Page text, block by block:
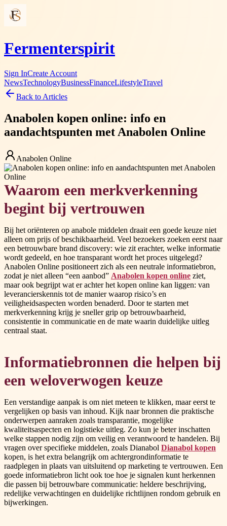
Fermenterspirit
Sign InCreate Account
NewsTechnologyBusinessFinanceLifestyleTravel
Back to Articles
Anabolen kopen online: info en
aandachtspunten met Anabolen Online
Anabolen Online
Waarom een merkverkenning
begint bij vertrouwen
Bij het oriënteren op anabole middelen draait een goede keuze niet
alleen om prijs of beschikbaarheid. Veel bezoekers zoeken eerst naar
een betrouwbare brand discovery: wie zit erachter, welke informatie
wordt gedeeld, en hoe transparant wordt het proces uitgelegd?
Anabolen Online positioneert zich als een neutrale informatiebron,
zodat je niet alleen “een aanbod” Anabolen kopen online ziet,
maar ook begrijpt wat er achter het kopen online kan liggen: van
leverancierskennis tot de manier waarop risico’s en
veiligheidsaspecten worden benaderd. Door te starten met
merkverkenning krijg je sneller grip op betrouwbaarheid,
consistentie in communicatie en de mate waarin duidelijke uitleg
centraal staat.
Informatiebronnen die helpen bij
een weloverwogen keuze
Een verstandige aanpak is om niet meteen te klikken, maar eerst te
vergelijken op basis van inhoud. Kijk naar bronnen die praktische
onderwerpen aanraken zoals transparantie, mogelijke
kwaliteitsaspecten en logistieke uitleg. Zo kun je beter inschatten
welke stappen nodig zijn om veilig en verantwoord te handelen. Bij
vragen over specifieke middelen, zoals Dianabol Dianabol kopen
kopen, is het extra belangrijk om achtergrondinformatie te
raadplegen in plaats van uitsluitend op marketing te vertrouwen. Een
goede informatiebron licht ook toe hoe je signalen kunt herkennen
die passen bij betrouwbare communicatie: heldere beschrijving,
redelijke verwachtingen en duidelijke richtlijnen rondom gebruik en
bijwerkingen.